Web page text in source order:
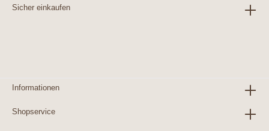
Sicher einkaufen
Informationen
Shopservice